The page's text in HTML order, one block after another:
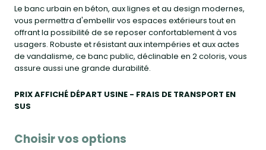
Le banc urbain en béton, aux lignes et au design modernes,
vous permettra d'embellir vos espaces extérieurs tout en
offrant la possibilité de se reposer confortablement à vos
usagers. Robuste et résistant aux intempéries et aux actes
de vandalisme, ce banc public, déclinable en 2 coloris, vous
assure aussi une grande durabilité.
PRIX AFFICHÉ DÉPART USINE - FRAIS DE TRANSPORT EN
SUS
Choisir vos options